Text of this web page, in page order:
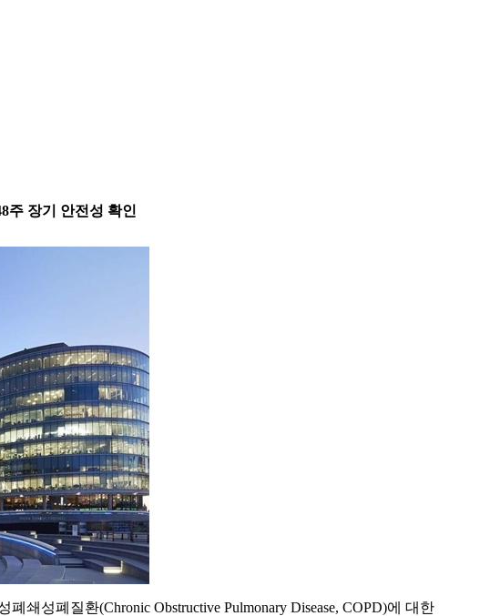
주 장기 안전성 확인
폐쇄성폐질환(Chronic Obstructive Pulmonary Disease, COPD)에 대한